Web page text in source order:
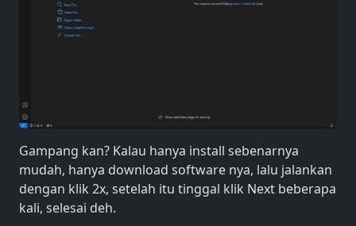
Gampang kan? Kalau hanya install sebenarnya
mudah, hanya download software nya, lalu jalankan
dengan klik 2x, setelah itu tinggal klik Next beberapa
kali, selesai deh.